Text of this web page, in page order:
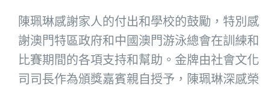
陳珮琳感謝家人的付出和學校的鼓勵， 特別感
謝澳門特區政府和中國澳門游泳總會在訓練和
比賽期間的各項支持和幫助。金牌由社會文化
司司長作為頒獎嘉賓親自授予， 陳珮琳深感榮